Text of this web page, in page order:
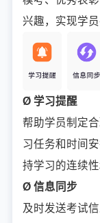
兴趣，实现学
Ø 学习提醒
帮助学员制定
习任务和时间
持学习的连续性
Ø 信息同步
及时发送考试